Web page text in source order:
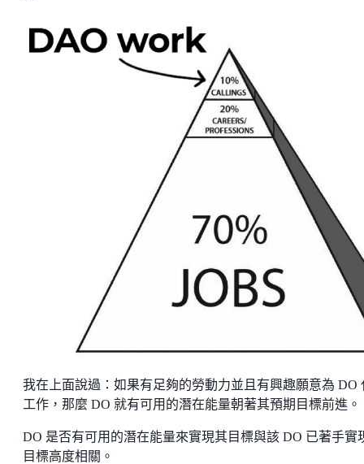
我在上面說過：如果有足夠的勞動力並且有興趣願意為 DO
工作，那麼 DO 就有可用的潛在能量朝著其預期目標前進。
DO 是否有可用的潛在能量來實現其目標與該 DO 已著手實
目標高度相關。